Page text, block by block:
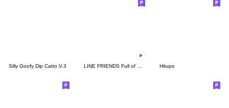
Silly Goofy Dip Catto V.3 Hitups